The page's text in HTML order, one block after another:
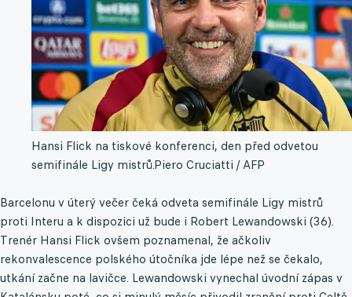
Hansi Flick na tiskové konferenci, den před odvetou
semifinále Ligy mistrů.Piero Cruciatti / AFP
Barcelonu v úterý večer čeká odveta semifinále Ligy mistrů
proti Interu a k dispozici už bude i Robert Lewandowski (36).
Trenér Hansi Flick ovšem poznamenal, že ačkoliv
rekonvalescence polského útočníka jde lépe než se čekalo,
utkání začne na lavičce. Lewandowski vynechal úvodní zápas v